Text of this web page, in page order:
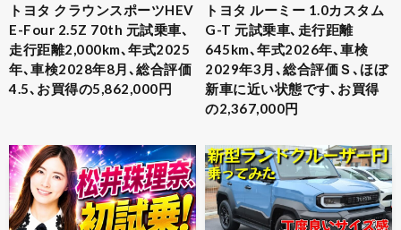
トヨタ クラウンスポーツHEV
E-Four 2.5Z 70th 元試乗車､
走行距離2,000km､年式2025
年､車検2028年8月､総合評価
4.5､お買得の5,862,000円
トヨタ ルーミー 1.0カスタム
G-T 元試乗車､走行距離
645km､年式2026年､車検
2029年3月､総合評価Ｓ､ほぼ
新車に近い状態です､お買得
の2,367,000円